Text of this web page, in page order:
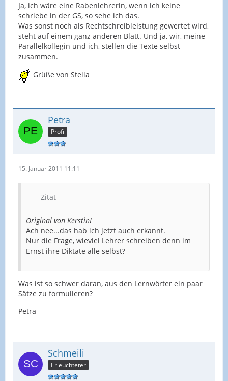
Ja, ich wäre eine Rabenlehrerin, wenn ich keine
schriebe in der GS, so sehe ich das.
Was sonst noch als Rechtschreibleistung gewertet wird,
steht auf einem ganz anderen Blatt. Und ja, wir, meine
Parallelkollegin und ich, stellen die Texte selbst
zusammen.
Grüße von Stella
Petra
Profi
15. Januar 2011 11:11
Zitat
Original von KerstinI
Ach nee...das hab ich jetzt auch erkannt.
Nur die Frage, wieviel Lehrer schreiben denn im
Ernst ihre Diktate alle selbst?
Was ist so schwer daran, aus den Lernwörter ein paar
Sätze zu formulieren?
Petra
Schmeili
Erleuchteter